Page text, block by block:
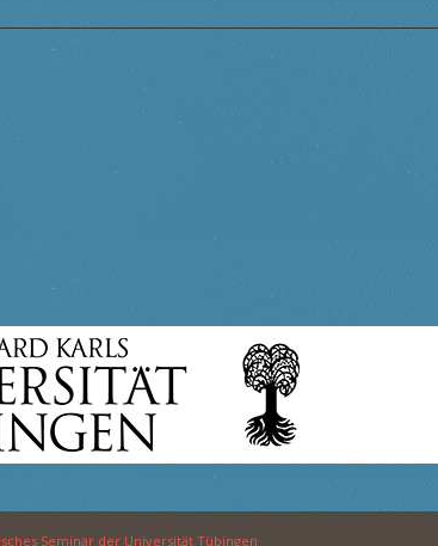
Seminar der Universität Tübingen